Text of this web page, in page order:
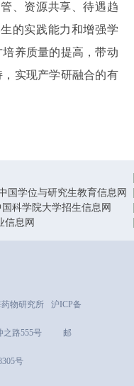
、资源共享、待遇趋
的实践能力和增强学
养质量的提高，带动
实现产学研融合的有
国学位与研究生教育信息网
国科学院大学招生信息网
信息网
物研究所
沪ICP备
之路555号
邮
号